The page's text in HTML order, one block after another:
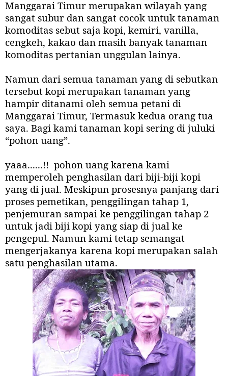
Manggarai Timur merupakan wilayah yang
sangat subur dan sangat cocok untuk tanaman
komoditas sebut saja kopi, kemiri, vanilla,
cengkeh, kakao dan masih banyak tanaman
komoditas pertanian unggulan lainya.
Namun dari semua tanaman yang di sebutkan
tersebut kopi merupakan tanaman yang
hampir ditanami oleh semua petani di
Manggarai Timur, Termasuk kedua orang tua
saya. Bagi kami tanaman kopi sering di juluki
“pohon uang”.
yaaa......!! pohon uang karena kami
memperoleh penghasilan dari biji-biji kopi
yang di jual. Meskipun prosesnya panjang dari
proses pemetikan, penggilingan tahap 1,
penjemuran sampai ke penggilingan tahap 2
untuk jadi biji kopi yang siap di jual ke
pengepul. Namun kami tetap semangat
mengerjakanya karena kopi merupakan salah
satu penghasilan utama.